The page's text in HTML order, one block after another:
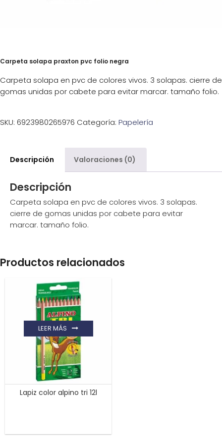
Carpeta solapa praxton pvc folio negra
Carpeta solapa en pvc de colores vivos. 3 solapas. cierre de
gomas unidas por cabete para evitar marcar. tamaño folio.
SKU: 6923980265976 Categoría: Papelería
Descripción Valoraciones (0)
Descripción
Carpeta solapa en pvc de colores vivos. 3 solapas.
cierre de gomas unidas por cabete para evitar
marcar. tamaño folio.
Productos relacionados
Lapiz color alpino tri 12l
LEER MÁS